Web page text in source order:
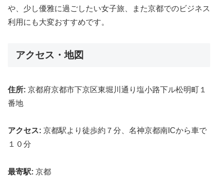
や、少し優雅に過ごしたい女子旅、また京都でのビジネス
利用にも大変おすすめです。
アクセス・地図
住所: 京都府京都市下京区東堀川通り塩小路下ル松明町１
番地
アクセス: 京都駅より徒歩約７分、名神京都南ICから車で
１０分
最寄駅: 京都